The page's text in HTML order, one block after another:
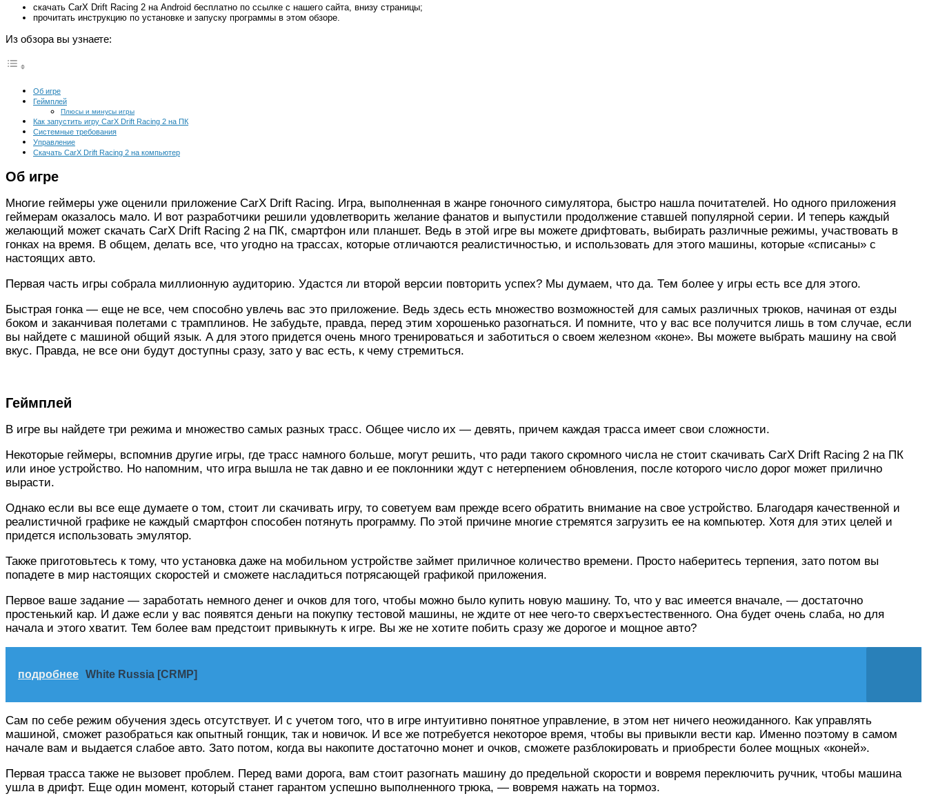
скачать CarX Drift Racing 2 на Android бесплатно по ссылке с нашего сайта, внизу страницы;
прочитать инструкцию по установке и запуску программы в этом обзоре.
Из обзора вы узнаете:
Об игре
Геймплей
Плюсы и минусы игры
Как запустить игру CarX Drift Racing 2 на ПК
Системные требования
Управление
Скачать CarX Drift Racing 2 на компьютер
Об игре
Многие геймеры уже оценили приложение CarX Drift Racing. Игра, выполненная в жанре гоночного симулятора, быстро нашла почитателей. Но одного приложения
геймерам оказалось мало. И вот разработчики решили удовлетворить желание фанатов и выпустили продолжение ставшей популярной серии. И теперь каждый
желающий может скачать CarX Drift Racing 2 на ПК, смартфон или планшет. Ведь в этой игре вы можете дрифтовать, выбирать различные режимы, участвовать в
гонках на время. В общем, делать все, что угодно на трассах, которые отличаются реалистичностью, и использовать для этого машины, которые «списаны» с
настоящих авто.
Первая часть игры собрала миллионную аудиторию. Удастся ли второй версии повторить успех? Мы думаем, что да. Тем более у игры есть все для этого.
Быстрая гонка — еще не все, чем способно увлечь вас это приложение. Ведь здесь есть множество возможностей для самых различных трюков, начиная от езды
боком и заканчивая полетами с трамплинов. Не забудьте, правда, перед этим хорошенько разогнаться. И помните, что у вас все получится лишь в том случае, если
вы найдете с машиной общий язык. А для этого придется очень много тренироваться и заботиться о своем железном «коне». Вы можете выбрать машину на свой
вкус. Правда, не все они будут доступны сразу, зато у вас есть, к чему стремиться.
Геймплей
В игре вы найдете три режима и множество самых разных трасс. Общее число их — девять, причем каждая трасса имеет свои сложности.
Некоторые геймеры, вспомнив другие игры, где трасс намного больше, могут решить, что ради такого скромного числа не стоит скачивать CarX Drift Racing 2 на ПК
или иное устройство. Но напомним, что игра вышла не так давно и ее поклонники ждут с нетерпением обновления, после которого число дорог может прилично
вырасти.
Однако если вы все еще думаете о том, стоит ли скачивать игру, то советуем вам прежде всего обратить внимание на свое устройство. Благодаря качественной и
реалистичной графике не каждый смартфон способен потянуть программу. По этой причине многие стремятся загрузить ее на компьютер. Хотя для этих целей и
придется использовать эмулятор.
Также приготовьтесь к тому, что установка даже на мобильном устройстве займет приличное количество времени. Просто наберитесь терпения, зато потом вы
попадете в мир настоящих скоростей и сможете насладиться потрясающей графикой приложения.
Первое ваше задание — заработать немного денег и очков для того, чтобы можно было купить новую машину. То, что у вас имеется вначале, — достаточно
простенький кар. И даже если у вас появятся деньги на покупку тестовой машины, не ждите от нее чего-то сверхъестественного. Она будет очень слаба, но для
начала и этого хватит. Тем более вам предстоит привыкнуть к игре. Вы же не хотите побить сразу же дорогое и мощное авто?
подробнее White Russia [CRMP]
Сам по себе режим обучения здесь отсутствует. И с учетом того, что в игре интуитивно понятное управление, в этом нет ничего неожиданного. Как управлять
машиной, сможет разобраться как опытный гонщик, так и новичок. И все же потребуется некоторое время, чтобы вы привыкли вести кар. Именно поэтому в самом
начале вам и выдается слабое авто. Зато потом, когда вы накопите достаточно монет и очков, сможете разблокировать и приобрести более мощных «коней».
Первая трасса также не вызовет проблем. Перед вами дорога, вам стоит разогнать машину до предельной скорости и вовремя переключить ручник, чтобы машина
ушла в дрифт. Еще один момент, который станет гарантом успешно выполненного трюка, — вовремя нажать на тормоз.